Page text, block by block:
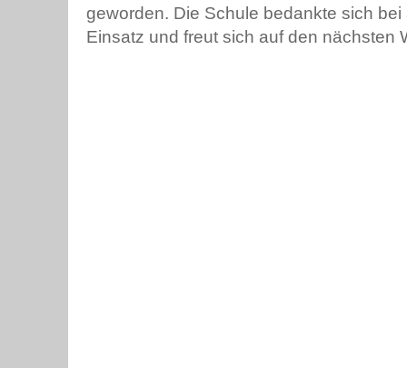
geworden. Die Schule bedankte sich
Einsatz und freut sich auf den nächsten